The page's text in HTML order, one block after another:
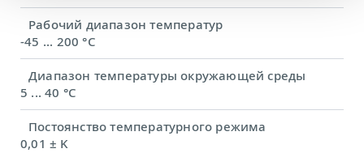
Рабочий диапазон температур
-45 ... 200 °C
Диапазон температуры окружающей среды
5 ... 40 °C
Постоянство температурного режима
0,01 ± K